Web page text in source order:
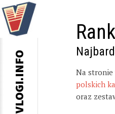
Na stronie
polskich
oraz
VLOGI.INFO